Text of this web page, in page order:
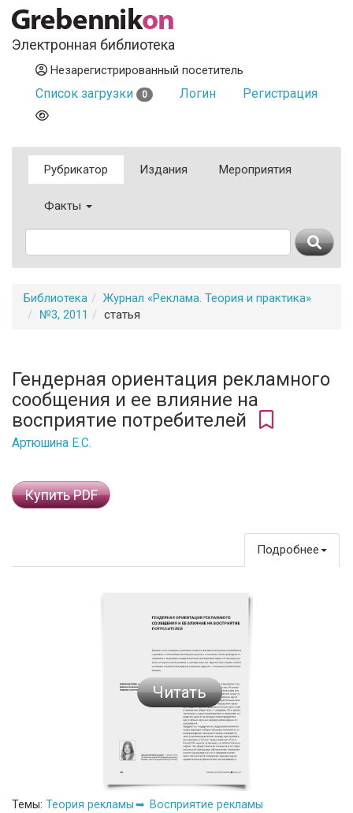
Электронная библиотека
Незарегистрированный посетитель
Список загрузки 0 Логин Регистрация
Рубрикатор Издания Мероприятия
Факты
Библиотека
Журнал «Реклама. Теория и практика»
№3, 2011
статья
Гендерная ориентация рекламного
сообщения и ее влияние на
восприятие потребителей
Артюшина Е.С.
Купить PDF
Подробнее
Читать
Темы: Теория рекламы
Восприятие рекламы